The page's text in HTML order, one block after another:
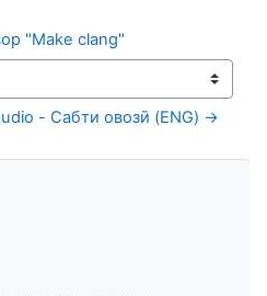
"Make clang"
- Сабти овозӣ (ENG) →